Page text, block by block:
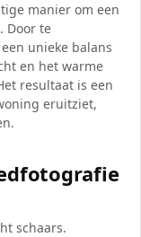
manier om een
Door te
unieke balans
en het warme
resultaat is een
eruitziet,
schaars.